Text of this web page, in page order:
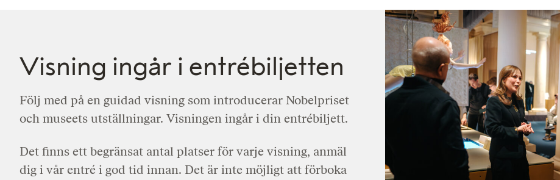
Visning ingår i entrébiljetten
Följ med på en guidad visning som introducerar Nobelpriset
och museets utställningar. Visningen ingår i din entrébiljett.
Det finns ett begränsat antal platser för varje visning, anmäl
dig i vår entré i god tid innan. Det är inte möjligt att förboka